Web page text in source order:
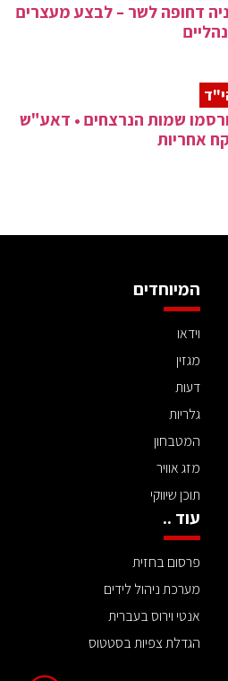
דחופה לשר – לבצע מעצרים
שמות הנרצחים • דאע"ש
אחריות
המיוחדים
וידאו
מגזין
דעות
גלריות
המטבחון
מזג אוויר
תוכן שיווקי
עוד ..
פרסום בחזית
מערכת ניהול לידים
אנטי וירוס בעברית
הגדלת צפיות בסטטוס